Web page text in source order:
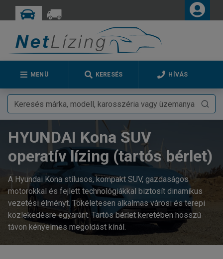
MENÜ KERESÉS HÍVÁS
HYUNDAI Kona SUV
operatív lízing (tartós bérlet)
A Hyundai Kona stílusos, kompakt SUV, gazdaságos
motorokkal és fejlett technológiákkal biztosít dinamikus
vezetési élményt. Tökéletesen alkalmas városi és terepi
közlekedésre egyaránt. Tartós bérlet keretében hosszú
távon kényelmes megoldást kínál.